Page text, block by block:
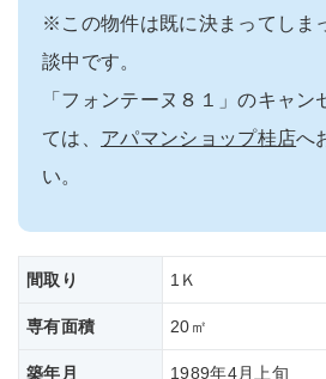
※この物件は既に決まってしま
談中です。
「フォンテーヌ８１」のキャン
ては、 アパマンショップ桂店へ
い。
間取り 1Ｋ
専有面積 20㎡
築年月
1989年4月上旬